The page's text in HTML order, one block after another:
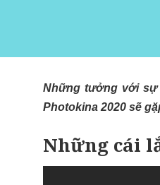
Những tưởng với sự
Photokina 2020 sẽ
Những cái